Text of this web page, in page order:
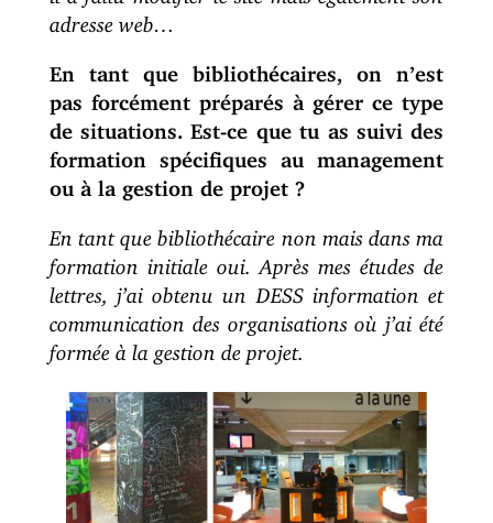
adresse web…
En tant que bibliothécaires, on n’est
pas forcément préparés à gérer ce type
de situations. Est-ce que tu as suivi des
formation spécifiques au management
ou à la gestion de projet ?
En tant que bibliothécaire non mais dans ma
formation initiale oui. Après mes études de
lettres, j’ai obtenu un DESS information et
communication des organisations où j’ai été
formée à la gestion de projet.